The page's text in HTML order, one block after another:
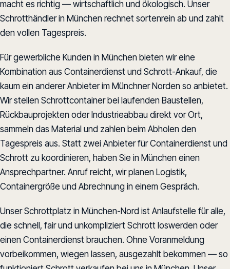
macht es richtig — wirtschaftlich und ökologisch. Unser
Schrotthändler in München rechnet sortenrein ab und zahlt
den vollen Tagespreis.
Für gewerbliche Kunden in München bieten wir eine
Kombination aus Containerdienst und Schrott-Ankauf, die
kaum ein anderer Anbieter im Münchner Norden so anbietet.
Wir stellen Schrottcontainer bei laufenden Baustellen,
Rückbauprojekten oder Industrieabbau direkt vor Ort,
sammeln das Material und zahlen beim Abholen den
Tagespreis aus. Statt zwei Anbieter für Containerdienst und
Schrott zu koordinieren, haben Sie in München einen
Ansprechpartner. Anruf reicht, wir planen Logistik,
Containergröße und Abrechnung in einem Gespräch.
Unser Schrottplatz in München-Nord ist Anlaufstelle für alle,
die schnell, fair und unkompliziert Schrott loswerden oder
einen Containerdienst brauchen. Ohne Voranmeldung
vorbeikommen, wiegen lassen, ausgezahlt bekommen — so